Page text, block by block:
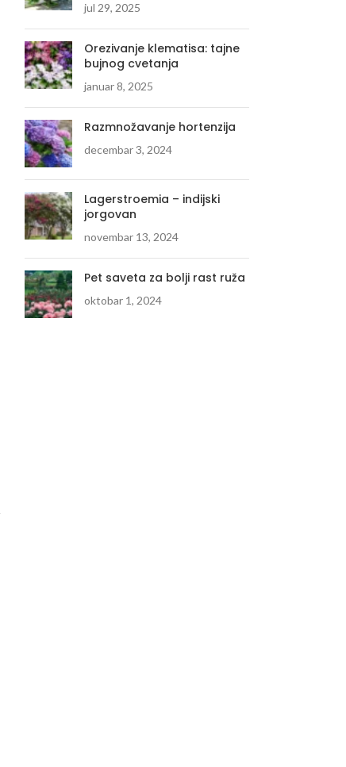
jul 29, 2025
Orezivanje klematisa: tajne
bujnog cvetanja
januar 8, 2025
Razmnožavanje hortenzija
decembar 3, 2024
Lagerstroemia – indijski
jorgovan
novembar 13, 2024
Pet saveta za bolji rast ruža
oktobar 1, 2024